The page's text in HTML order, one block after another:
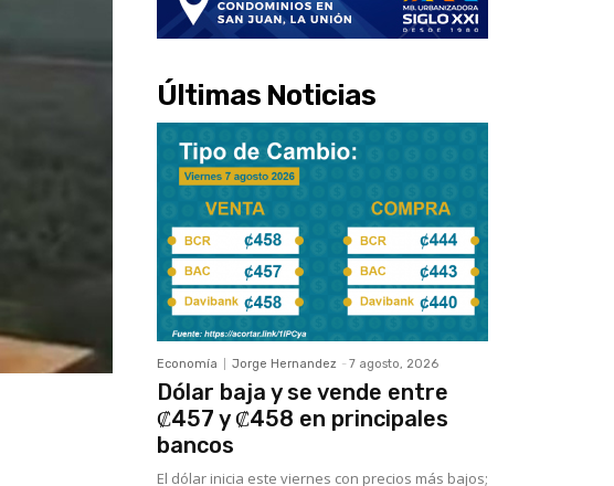
Últimas Noticias
Economía Jorge Hernandez - 7 agosto, 2026
Dólar baja y se vende entre
₡457 y ₡458 en principales
bancos
El dólar inicia este viernes con precios más bajos;